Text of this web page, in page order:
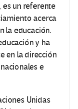
es un referente
acerca
la educación.
y ha
en la dirección
e
Unidas